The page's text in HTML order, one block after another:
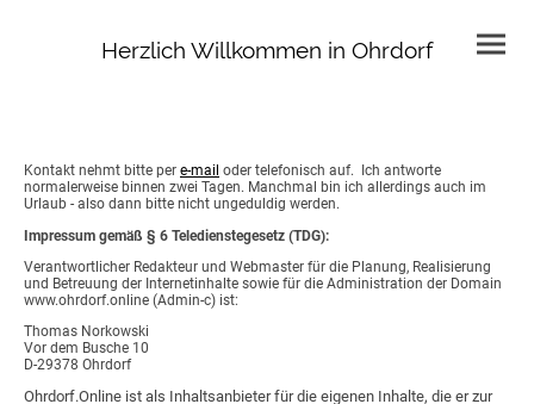
Herzlich Willkommen in Ohrdorf
Kontakt nehmt bitte per e-mail oder telefonisch auf. Ich antworte
normalerweise binnen zwei Tagen. Manchmal bin ich allerdings auch im
Urlaub - also dann bitte nicht ungeduldig werden.
Impressum gemäß § 6 Teledienstegesetz (TDG):
Verantwortlicher Redakteur und Webmaster für die Planung, Realisierung
und Betreuung der Internetinhalte sowie für die Administration der Domain
www.ohrdorf.online (Admin-c) ist:
Thomas Norkowski
Vor dem Busche 10
D-29378 Ohrdorf
Ohrdorf.Online ist als Inhaltsanbieter für die eigenen Inhalte, die er zur